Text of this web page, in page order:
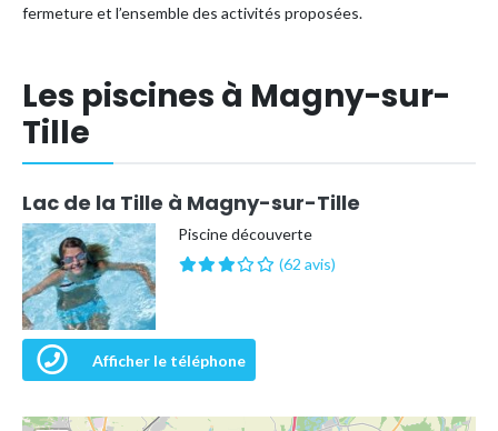
fermeture et l’ensemble des activités proposées.
Les piscines à Magny-sur-
Tille
Lac de la Tille à Magny-sur-Tille
Piscine découverte
(62 avis)
Afficher le téléphone